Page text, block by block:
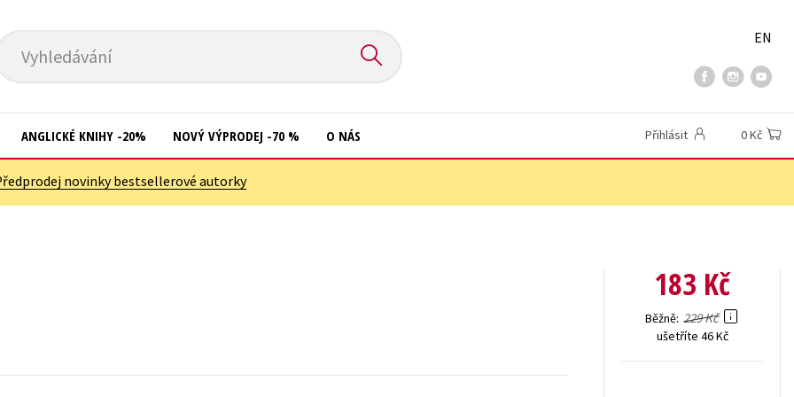
Vyhledávání
EN
ANGLICKÉ KNIHY -20% NOVÝ VÝPRODEJ -70 % O NÁS Přihlásit 0 Kč
novinky bestsellerové autorky
183 Kč
Běžně 229 Kč
ušetříte 46 Kč